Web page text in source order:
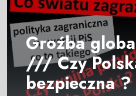
Groźba
/// Czy
bezpieczna ?